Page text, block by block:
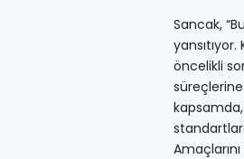
Sancak,
öncelikli
kapsamda,